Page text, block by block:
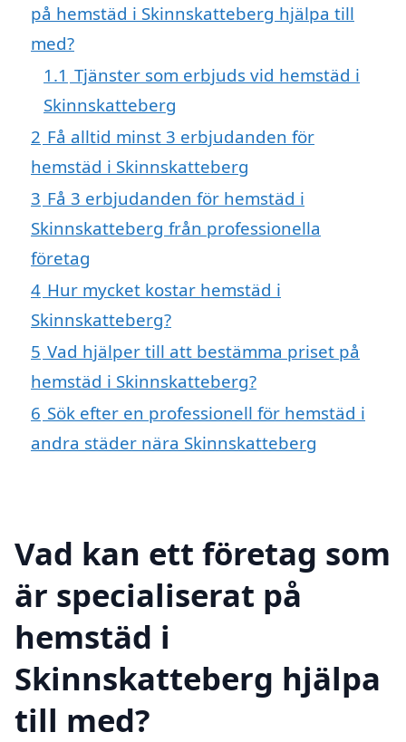
på hemstäd i Skinnskatteberg hjälpa till
med?
1.1 Tjänster som erbjuds vid hemstäd i
Skinnskatteberg
2 Få alltid minst 3 erbjudanden för
hemstäd i Skinnskatteberg
3 Få 3 erbjudanden för hemstäd i
Skinnskatteberg från professionella
företag
4 Hur mycket kostar hemstäd i
Skinnskatteberg?
5 Vad hjälper till att bestämma priset på
hemstäd i Skinnskatteberg?
6 Sök efter en professionell för hemstäd i
andra städer nära Skinnskatteberg
Vad kan ett företag som
är specialiserat på
hemstäd i
Skinnskatteberg hjälpa
till med?